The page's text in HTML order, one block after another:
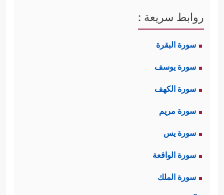
روابط سريعة :
سورة البقرة
سورة يوسف
سورة الكهف
سورة مريم
سورة يس
سورة الواقعة
سورة الملك